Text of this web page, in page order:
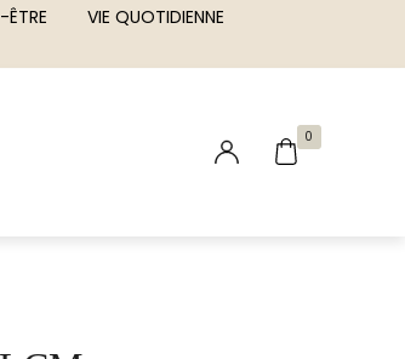
ÊTRE
VIE QUOTIDIENNE
0